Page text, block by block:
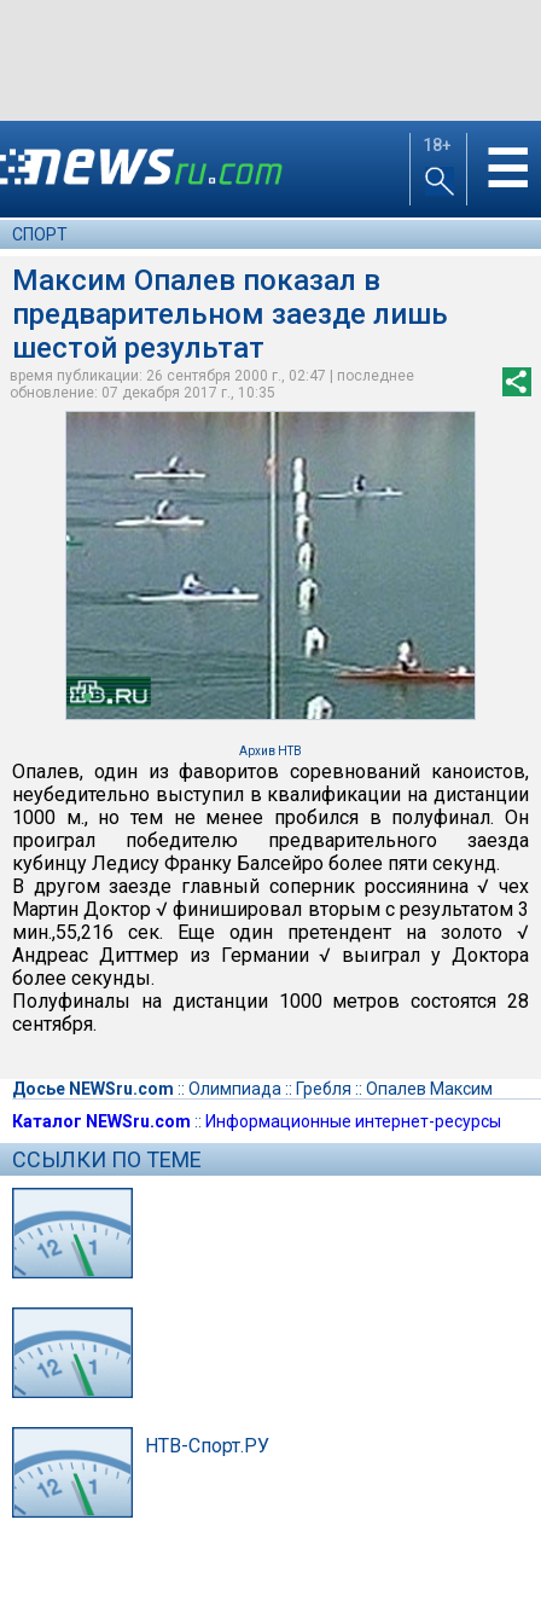
18+ ☰
СПОРТ
Максим Опалев показал в
предварительном заезде лишь
шестой результат
время публикации: 26 сентября 2000 г., 02:47 | последнее
обновление: 07 декабря 2017 г., 10:35
Архив НТВ
Опалев, один из фаворитов соревнований каноистов,
неубедительно выступил в квалификации на дистанции
1000 м., но тем не менее пробился в полуфинал. Он
проиграл победителю предварительного заезда
кубинцу Ледису Франку Балсейро более пяти секунд.
В другом заезде главный соперник россиянина √ чех
Мартин Доктор √ финишировал вторым с результатом 3
мин.,55,216 сек. Еще один претендент на золото √
Андреас Диттмер из Германии √ выиграл у Доктора
более секунды.
Полуфиналы на дистанции 1000 метров состоятся 28
сентября.
Досье NEWSru.com :: Олимпиада :: Гребля :: Опалев Максим
Каталог NEWSru.com :: Информационные интернет-ресурсы
ССЫЛКИ ПО ТЕМЕ
НТВ-Спорт.РУ